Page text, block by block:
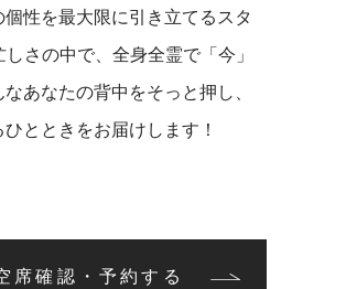
性を最大限に引き立てるスタ
さの中で、全身全霊で「今」
あなたの背中をそっと押し、
とときをお届けします！
席確認・予約する